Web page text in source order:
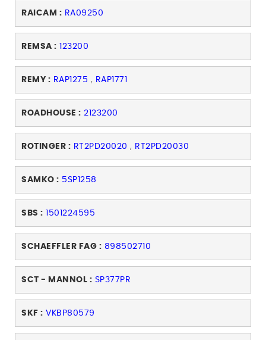
RAICAM : RA09250
REMSA : 123200
REMY : RAP1275 , RAP1771
ROADHOUSE : 2123200
ROTINGER : RT2PD20020 , RT2PD20030
SAMKO : 5SP1258
SBS : 1501224595
SCHAEFFLER FAG : 898502710
SCT - MANNOL : SP377PR
SKF : VKBP80579